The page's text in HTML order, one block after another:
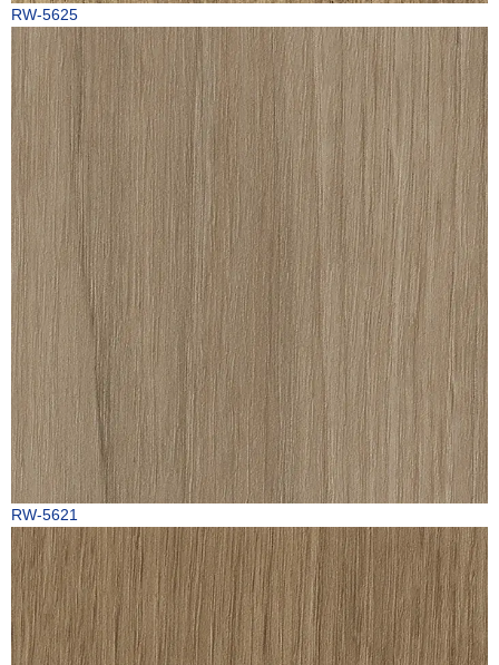
RW-5625
RW-5621